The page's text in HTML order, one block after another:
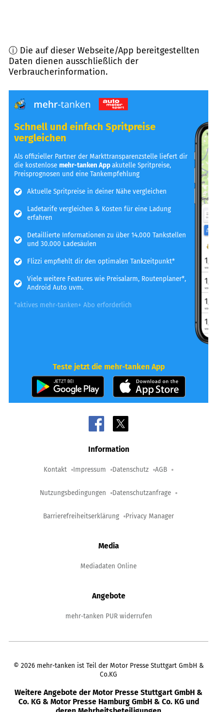
ⓘ Die auf dieser Webseite/App bereitgestellten
Daten dienen ausschließlich der
Verbraucherinformation.
Schnell und einfach Spritpreise
vergleichen
Als offizieller Partner der Markttransparenzstelle liefert dir
die kostenlosemehr-tanken Appakutelle Spritpreise,
Preisprognosen und eine Tankempfehlung
Aktuelle Spritpreise in deiner Nähe vergleichen
Ladetarife vergleichen & Kosten für eine Ladung
erfahren
Detaillierte Informationen zu über 14.000 Tankstellen
und 30.000 Ladesäulen
Flizzi empfiehlt dir den optimalen Tankzeitpunkt*
Viele weitere Features wie Preisalarm, Routenplaner*,
Android Auto uvm.
*aktives mehr-tanken+ Abo erforderlich
Teste jetzt die mehr-tanken App
Information
Kontakt Impressum Datenschutz AGB
Nutzungsbedingungen Datenschutzanfrage
Barrierefreiheitserklärung Privacy Manager
Media
Mediadaten Online
Angebote
mehr-tanken PUR widerrufen
© 2026 mehr-tanken ist Teil der Motor Presse Stuttgart GmbH &
Co.KG
Weitere Angebote der Motor Presse Stuttgart GmbH &
Co. KG & Motor Presse Hamburg GmbH & Co. KG und